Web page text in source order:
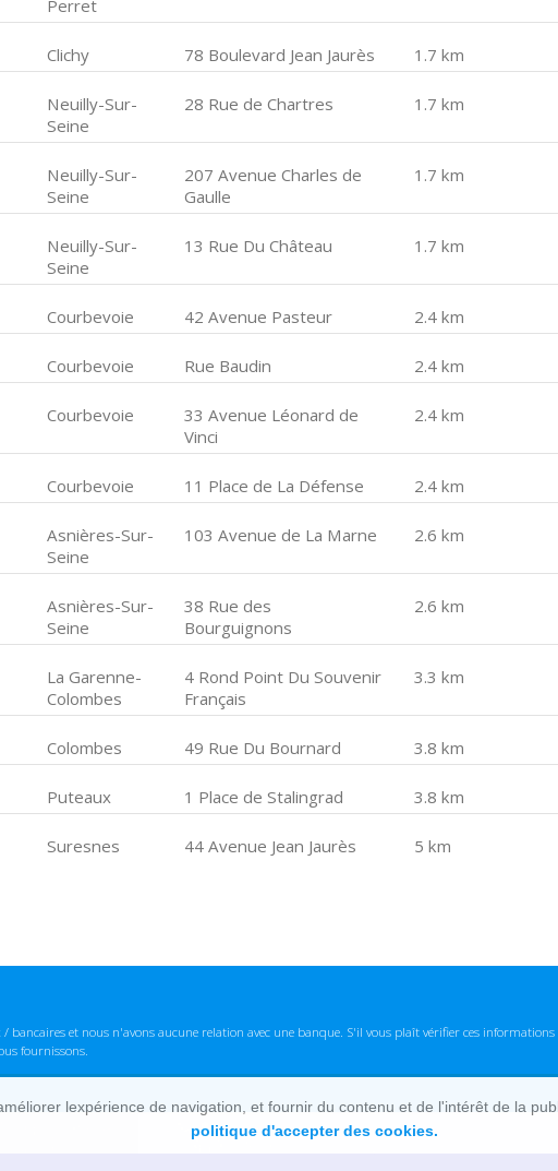
Perret
Clichy 78 Boulevard Jean Jaurès 1.7 km
Neuilly-Sur-
Seine
28 Rue de Chartres 1.7 km
Neuilly-Sur-
Seine
207 Avenue Charles de
Gaulle
1.7 km
Neuilly-Sur-
Seine
13 Rue Du Château 1.7 km
Courbevoie 42 Avenue Pasteur 2.4 km
Courbevoie Rue Baudin 2.4 km
Courbevoie
33 Avenue Léonard de
Vinci
2.4 km
Courbevoie 11 Place de La Défense 2.4 km
Asnières-Sur-
Seine
103 Avenue de La Marne 2.6 km
Asnières-Sur-
Seine
38 Rue des
Bourguignons
2.6 km
La Garenne-
Colombes
4 Rond Point Du Souvenir
Français
3.3 km
Colombes 49 Rue Du Bournard 3.8 km
Puteaux 1 Place de Stalingrad 3.8 km
Suresnes 44 Avenue Jean Jaurès 5 km
et nous n'avons aucune relation avec une banque. S'il vous plaît vérifier ces
fournissons.
lexpérience de navigation, et fournir du contenu et de l'intérêt de la
politique d'accepter des cookies.